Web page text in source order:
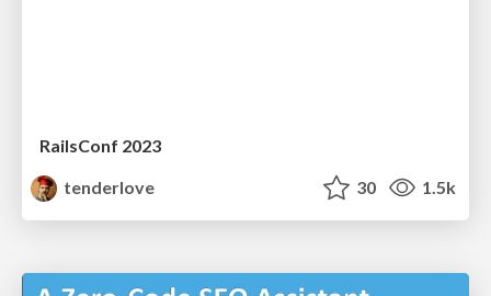
RailsConf 2023
tenderlove
30 1.5k